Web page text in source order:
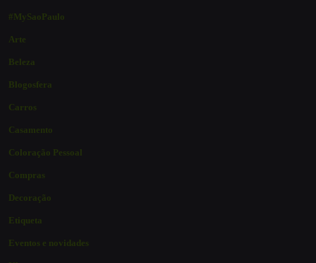
#MySaoPaulo
Arte
Beleza
Blogosfera
Carros
Casamento
Coloração Pessoal
Compras
Decoração
Etiqueta
Eventos e novidades